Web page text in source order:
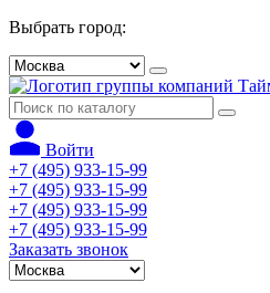
Выбрать город:
Войти
+7 (495) 933-15-99
+7 (495) 933-15-99
+7 (495) 933-15-99
+7 (495) 933-15-99
Заказать звонок